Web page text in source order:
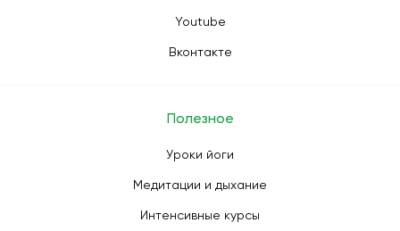
Youtube
Вконтакте
Полезное
Уроки йоги
Медитации и дыхание
Интенсивные курсы